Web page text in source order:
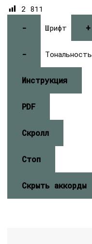
2 811
- Шрифт +
- Тональность
Инструкция
PDF
Скролл
Стоп
Скрыть аккорды